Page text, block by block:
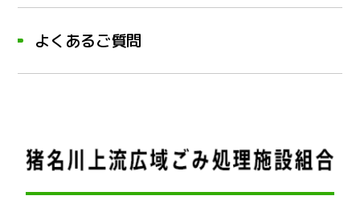
よくあるご質問